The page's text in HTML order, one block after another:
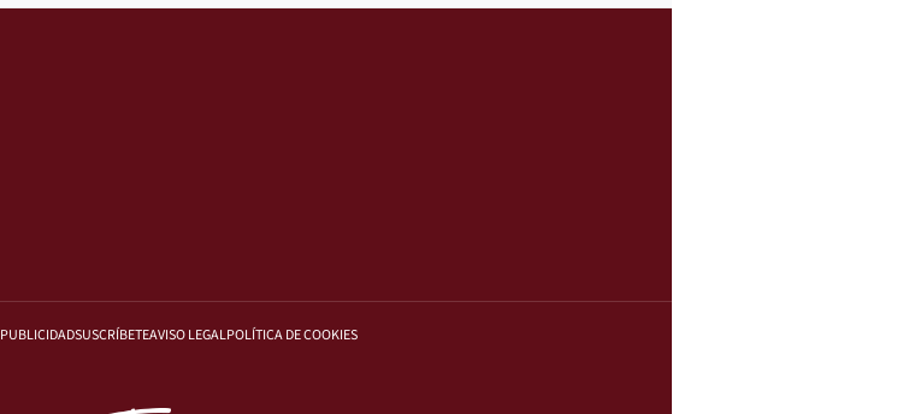
PUBLICIDADSUSCRÍBETEAVISO LEGALPOLÍTICA DE COOKIES